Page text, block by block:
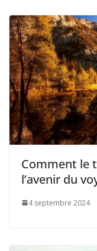
Comment le
l’avenir du
4 septembre 2024